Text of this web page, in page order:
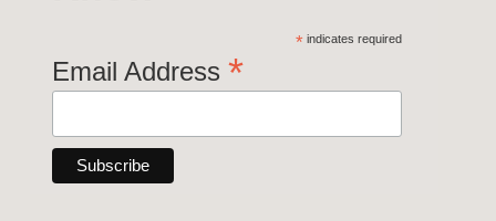
* indicates required
Email Address *